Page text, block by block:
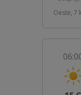
Oeste, 7